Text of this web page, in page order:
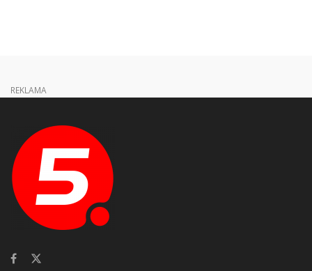
REKLAMA